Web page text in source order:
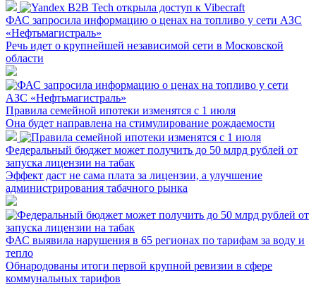
ФАС запросила информацию о ценах на топливо у сети АЗС
«Нефтьмагистраль»
Речь идет о крупнейшей независимой сети в Московской
области
Правила семейной ипотеки изменятся с 1 июля
Она будет направлена на стимулирование рождаемости
Федеральный бюджет может получить до 50 млрд рублей от
запуска лицензии на табак
Эффект даст не сама плата за лицензии, а улучшение
администрирования табачного рынка
ФАС выявила нарушения в 65 регионах по тарифам за воду и
тепло
Обнародованы итоги первой крупной ревизии в сфере
коммунальных тарифов